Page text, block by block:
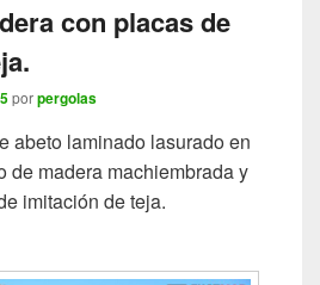
con placas de
porpergolas
abeto laminado lasurado en
de madera machiembrada y
imitación de teja.